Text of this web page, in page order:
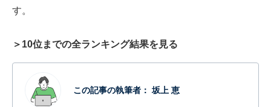
す。
＞10位までの全ランキング結果を見る
この記事の執筆者： 坂上 恵